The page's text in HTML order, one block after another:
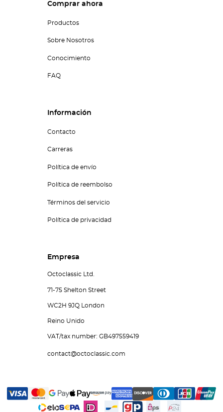
Comprar ahora
Productos
Sobre Nosotros
Conocimiento
FAQ
Información
Contacto
Carreras
Política de envío
Política de reembolso
Términos del servicio
Política de privacidad
Empresa
Octoclassic Ltd.
71-75 Shelton Street
WC2H 9JQ London
Reino Unido
VAT/tax number: GB497559419
contact@octoclassic.com